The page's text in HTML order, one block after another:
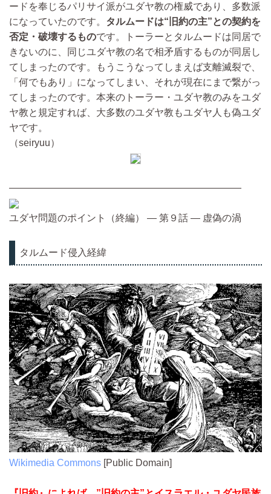
ードを奉じるパリサイ派がユダヤ教の権威であり、多数派
になっていたのです。 タルムードは“旧約の主”との契約を
否定・破壊するものです。トーラーとタルムードは同居で
きないのに、同じユダヤ教の名で相矛盾するものが同居し
てしまったのです。もうこうなってしまえば支離滅裂で、
「何でもあり」になってしまい、それが現在にまで繋がっ
てしまったのです。本来のトーラー・ユダヤ教のみをユダ
ヤ教と規定すれば、大多数のユダヤ教もユダヤ人も偽ユダ
ヤです。
（seiryuu）
————————————————————————
ユダヤ問題のポイント（終編） ― 第９話 ― 虚偽の渦
タルムード侵入経緯
Wikimedia Commons [Public Domain]